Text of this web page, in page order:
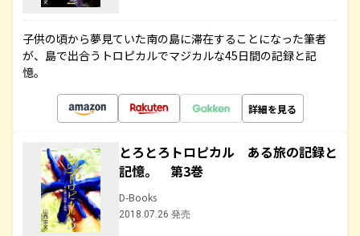
子供の頃から夢見ていた南の島に滞在することになった筆者
が、島で出合うトロピカルでマジカルな45日間の記録と記
憶。
詳細を見る
とろとろトロピカル ある旅の記録と
記憶。 第3巻
D-Books
2018.07.26 発売